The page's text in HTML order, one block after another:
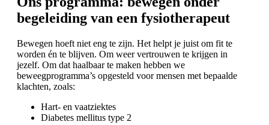
begeleiding van een fysiotherapeut
Bewegen hoeft niet eng te zijn. Het helpt je juist om fit te
worden én te blijven. Om weer vertrouwen te krijgen in
jezelf. Om dat haalbaar te maken hebben we
beweegprogramma’s opgesteld voor mensen met bepaalde
klachten, zoals:
Hart- en vaatziektes
Diabetes mellitus type 2